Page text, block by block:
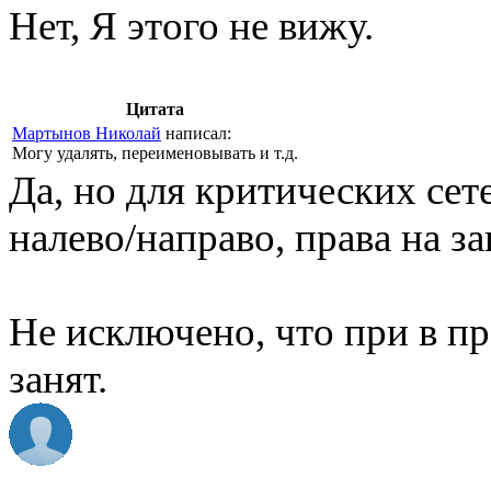
Нет, Я этого не вижу.
Цитата
Мартынов Николай написал:
Могу удалять, переименовывать и т.д.
Да, но для критических
налево/направо, права на
Не исключено, что при в
занят.